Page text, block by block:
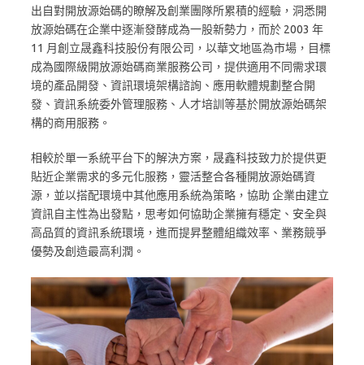
出自對開放源始碼的瞭解及創業團隊所累積的經驗，洞悉開
放源始碼在企業中逐漸發酵成為一股新勢力，而於 2003 年
11 月創立晟鑫科技股份有限公司，以華文地區為市場，目標
成為國際級開放源始碼商業服務公司，提供適用不同需求環
境的產品開發、資訊環境架構諮詢、應用軟體規劃整合開
發、資訊系統委外管理服務、人才培訓等基於開放源始碼架
構的商用服務。
相較於單一系統平台下的解決方案，晟鑫科技致力於提供更
貼近企業需求的多元化服務，靈活整合各種開放源始碼資
源，並以搭配環境中其他應用系統為策略，協助 企業由建立
資訊自主性為出發點，思考如何協助企業擁有穩定、安全與
高品質的資訊系統環境，進而提昇整體組織效率、業務競爭
優勢及創造最高利潤。